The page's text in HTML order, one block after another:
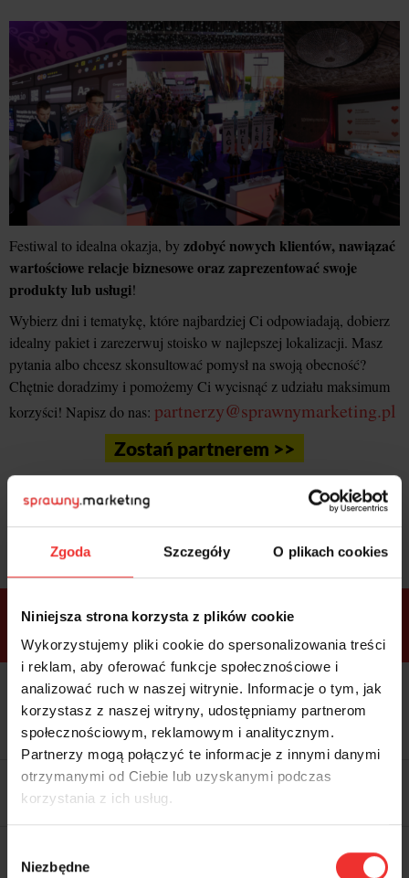
Zgoda Szczegóły O plikach cookies
Niniejsza strona korzysta z plików cookie
Wykorzystujemy pliki cookie do spersonalizowania treści
i reklam, aby oferować funkcje społecznościowe i
analizować ruch w naszej witrynie. Informacje o tym, jak
korzystasz z naszej witryny, udostępniamy partnerom
społecznościowym, reklamowym i analitycznym.
Partnerzy mogą połączyć te informacje z innymi danymi
otrzymanymi od Ciebie lub uzyskanymi podczas
korzystania z ich usług.
zgody
Niezbędne
Festiwal to idealna okazja, by zdobyć nowych klientów, nawiązać
wartościowe relacje biznesowe oraz zaprezentować swoje
produkty lub usługi!
Wybierz dni i tematykę, które najbardziej Ci odpowiadają, dobierz
idealny pakiet i zarezerwuj stoisko w najlepszej lokalizacji. Masz
pytania albo chcesz skonsultować pomysł na swoją obecność?
Chętnie doradzimy i pomożemy Ci wycisnąć z udziału maksimum
korzyści! Napisz do nas: partnerzy@sprawnymarketing.pl
Zostań partnerem >>
Sprawdź bonusyi wybierz bilet
ramach
pakietów
VIP Premium
Kolacja z prelegentami i before
party (Hotel Sheraton, 27.10) tylko
wbilecie ALLPASS VIP
Dostępne
tylko w
bilecie
ALLPASS
VIP
Dedykowana strefa VIP z
możliwością networkingu z
prelegentami i wystawcami w
WARTOŚĆ: 1970 zł